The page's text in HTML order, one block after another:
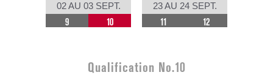
02 AU 03 SEPT.
9 10
23 AU 24 SEPT.
11 12
Qualification No.10